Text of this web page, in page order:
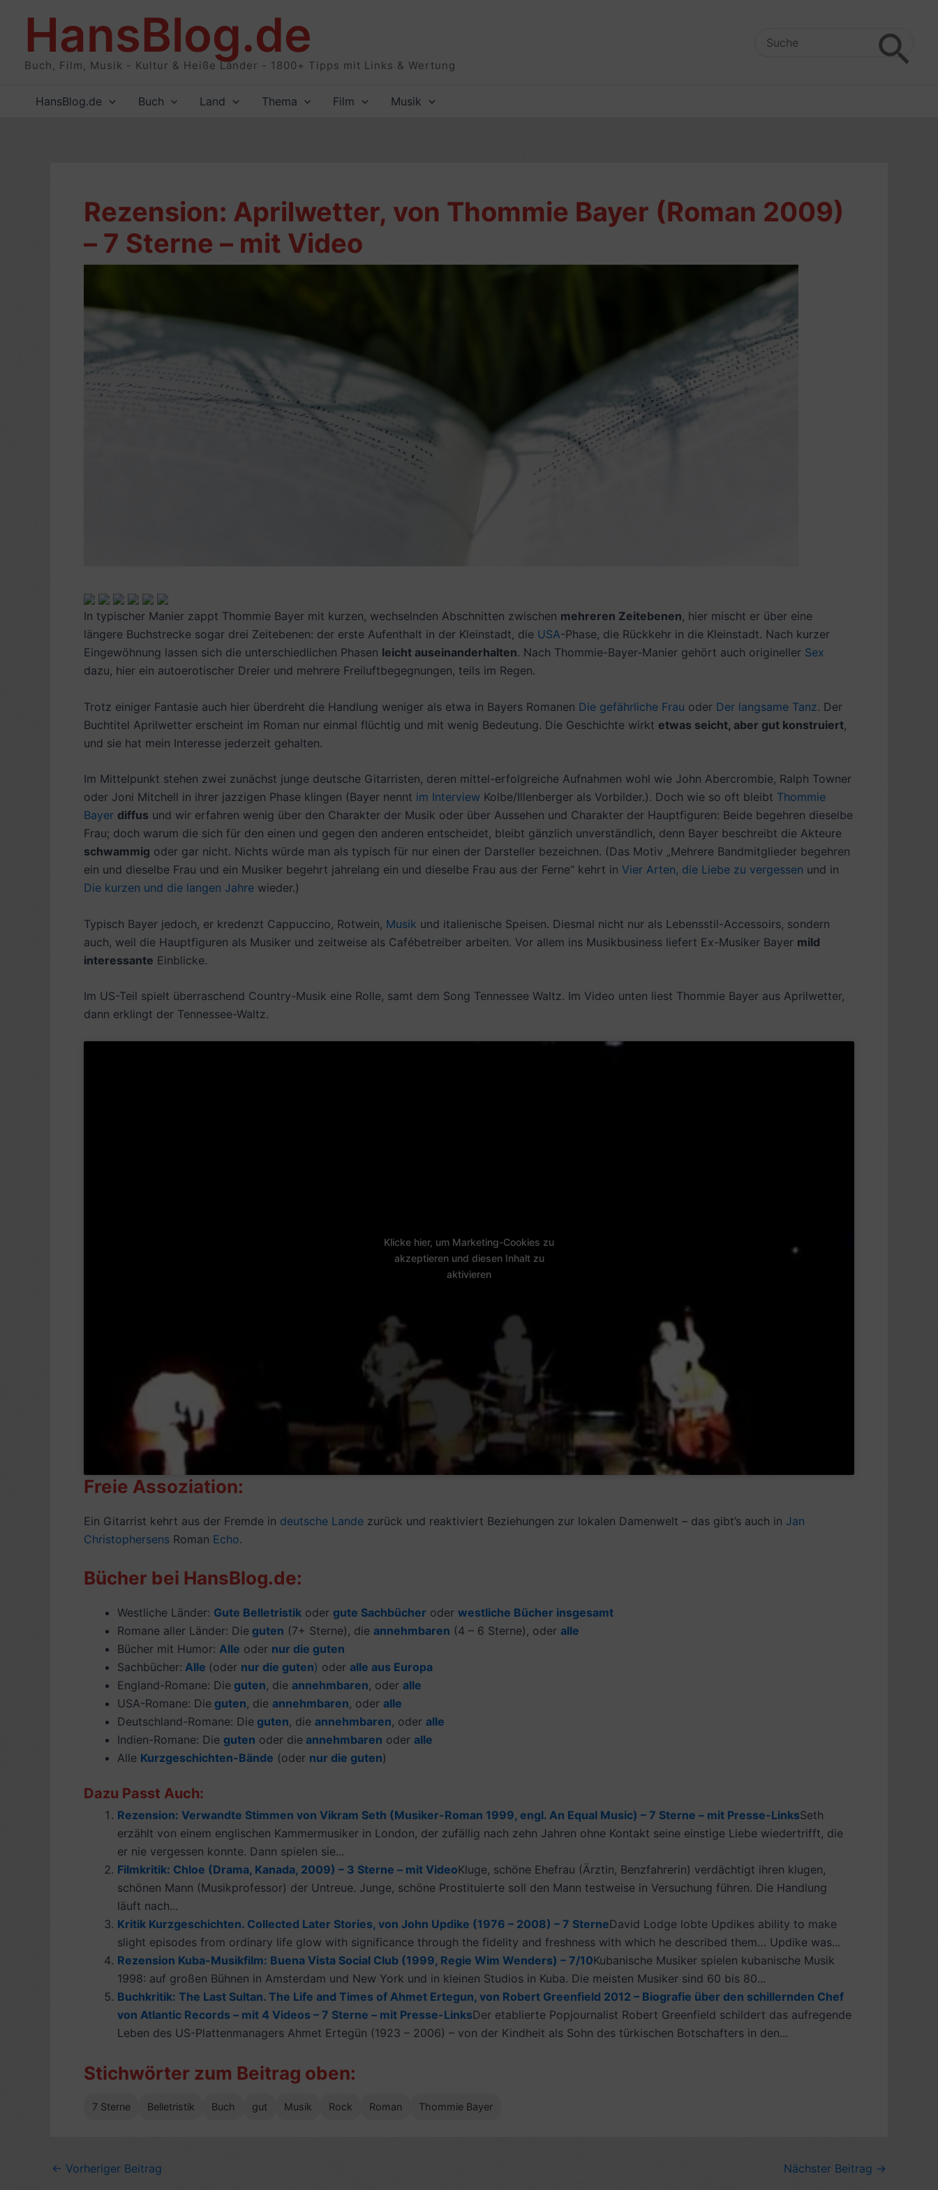
HansBlog.de
Buch, Film, Musik - Kultur & Heiße Länder - 1800+ Tipps mit Links & Wertung
Search
HansBlog.de Buch Land Thema Film Musik
Rezension: Aprilwetter, von Thommie Bayer (Roman 2009)
– 7 Sterne – mit Video
In typischer Manier zappt Thommie Bayer mit kurzen, wechselnden Abschnitten zwischen mehreren Zeitebenen, hier mischt er über eine
längere Buchstrecke sogar drei Zeitebenen: der erste Aufenthalt in der Kleinstadt, die USA-Phase, die Rückkehr in die Kleinstadt. Nach kurzer
Eingewöhnung lassen sich die unterschiedlichen Phasen leicht auseinanderhalten. Nach Thommie-Bayer-Manier gehört auch origineller Sex
dazu, hier ein autoerotischer Dreier und mehrere Freiluftbegegnungen, teils im Regen.
Trotz einiger Fantasie auch hier überdreht die Handlung weniger als etwa in Bayers Romanen Die gefährliche Frau oder Der langsame Tanz. Der
Buchtitel Aprilwetter erscheint im Roman nur einmal flüchtig und mit wenig Bedeutung. Die Geschichte wirkt etwas seicht, aber gut konstruiert,
und sie hat mein Interesse jederzeit gehalten.
Im Mittelpunkt stehen zwei zunächst junge deutsche Gitarristen, deren mittel-erfolgreiche Aufnahmen wohl wie John Abercrombie, Ralph Towner
oder Joni Mitchell in ihrer jazzigen Phase klingen (Bayer nennt im Interview Kolbe/Illenberger als Vorbilder.). Doch wie so oft bleibt Thommie
Bayer diffus und wir erfahren wenig über den Charakter der Musik oder über Aussehen und Charakter der Hauptfiguren: Beide begehren dieselbe
Frau; doch warum die sich für den einen und gegen den anderen entscheidet, bleibt gänzlich unverständlich, denn Bayer beschreibt die Akteure
schwammig oder gar nicht. Nichts würde man als typisch für nur einen der Darsteller bezeichnen. (Das Motiv „Mehrere Bandmitglieder begehren
ein und dieselbe Frau und ein Musiker begehrt jahrelang ein und dieselbe Frau aus der Ferne“ kehrt in Vier Arten, die Liebe zu vergessen und in
Die kurzen und die langen Jahre wieder.)
Typisch Bayer jedoch, er kredenzt Cappuccino, Rotwein, Musik und italienische Speisen. Diesmal nicht nur als Lebensstil-Accessoirs, sondern
auch, weil die Hauptfiguren als Musiker und zeitweise als Cafébetreiber arbeiten. Vor allem ins Musikbusiness liefert Ex-Musiker Bayer mild
interessante Einblicke.
Im US-Teil spielt überraschend Country-Musik eine Rolle, samt dem Song Tennessee Waltz. Im Video unten liest Thommie Bayer aus Aprilwetter,
dann erklingt der Tennessee-Waltz.
Klicke hier, um Marketing-Cookies zu
akzeptieren und diesen Inhalt zu
aktivieren
Freie Assoziation:
Ein Gitarrist kehrt aus der Fremde in deutsche Lande zurück und reaktiviert Beziehungen zur lokalen Damenwelt – das gibt’s auch in Jan
Christophersens Roman Echo.
Bücher bei HansBlog.de:
Westliche Länder: Gute Belletristik oder gute Sachbücher oder westliche Bücher insgesamt
Romane aller Länder: Die guten (7+ Sterne), die annehmbaren (4 – 6 Sterne), oder alle
Bücher mit Humor: Alle oder nur die guten
Sachbücher: Alle (oder nur die guten) oder alle aus Europa
England-Romane: Die guten, die annehmbaren, oder alle
USA-Romane: Die guten, die annehmbaren, oder alle
Deutschland-Romane: Die guten, die annehmbaren, oder alle
Indien-Romane: Die guten oder die annehmbaren oder alle
Alle Kurzgeschichten-Bände (oder nur die guten)
Dazu Passt Auch:
Rezension: Verwandte Stimmen von Vikram Seth (Musiker-Roman 1999, engl. An Equal Music) – 7 Sterne – mit Presse-LinksSeth
erzählt von einem englischen Kammermusiker in London, der zufällig nach zehn Jahren ohne Kontakt seine einstige Liebe wiedertrifft, die
er nie vergessen konnte. Dann spielen sie...
Filmkritik: Chloe (Drama, Kanada, 2009) – 3 Sterne – mit VideoKluge, schöne Ehefrau (Ärztin, Benzfahrerin) verdächtigt ihren klugen,
schönen Mann (Musikprofessor) der Untreue. Junge, schöne Prostituierte soll den Mann testweise in Versuchung führen. Die Handlung
läuft nach...
Kritik Kurzgeschichten. Collected Later Stories, von John Updike (1976 – 2008) – 7 SterneDavid Lodge lobte Updikes ability to make
slight episodes from ordinary life glow with significance through the fidelity and freshness with which he described them… Updike was...
Rezension Kuba-Musikfilm: Buena Vista Social Club (1999, Regie Wim Wenders) – 7/10Kubanische Musiker spielen kubanische Musik
1998: auf großen Bühnen in Amsterdam und New York und in kleinen Studios in Kuba. Die meisten Musiker sind 60 bis 80...
Buchkritik: The Last Sultan. The Life and Times of Ahmet Ertegun, von Robert Greenfield 2012 – Biografie über den schillernden Chef
von Atlantic Records – mit 4 Videos – 7 Sterne – mit Presse-LinksDer etablierte Popjournalist Robert Greenfield schildert das aufregende
Leben des US-Plattenmanagers Ahmet Ertegün (1923 – 2006) – von der Kindheit als Sohn des türkischen Botschafters in den...
Stichwörter zum Beitrag oben:
7 Sterne Belletristik Buch gut Musik Rock Roman Thommie Bayer
← Vorheriger Beitrag Nächster Beitrag →